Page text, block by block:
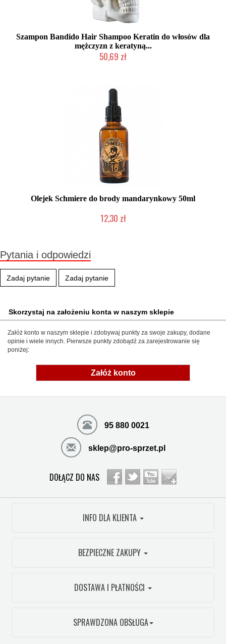
Szampon Bandido Hair Shampoo Keratin do włosów dla
mężczyzn z keratyną...
50,69 zł
Olejek Schmiere do brody mandarynkowy 50ml
12,30 zł
Pytania i odpowiedzi
Zadaj pytanie Zadaj pytanie
Skorzystaj na założeniu konta w naszym sklepie
Załóż konto w naszym sklepie i zdobywaj punkty za swoje zakupy, dodane
opinie i wiele innych. Pierwsze punkty zdobądź za zarejestrowanie się
poniżej:
Załóż konto
95 880 0021
sklep@pro-sprzet.pl
DOŁĄCZ DO NAS
INFO DLA KLIENTA
BEZPIECZNE ZAKUPY
DOSTAWA I PŁATNOŚCI
SPRAWDZONA OBSŁUGA